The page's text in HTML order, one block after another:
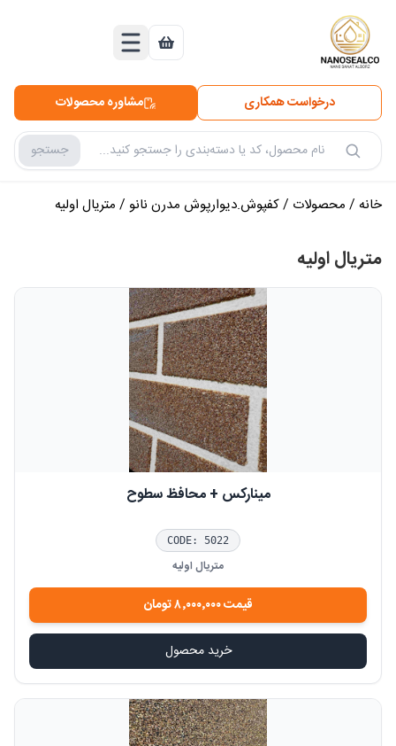
درخواست همکاری مشاوره محصولات
جستجو در محصولات جستجو
خانه / محصولات /کفپوش.دیوارپوش مدرن نانو / متریال اولیه
متریال اولیه
مینارکس + محافظ سطوح
CODE: 5022
متریال اولیه
قیمت۸٬۰۰۰٬۰۰۰تومان
خرید محصول